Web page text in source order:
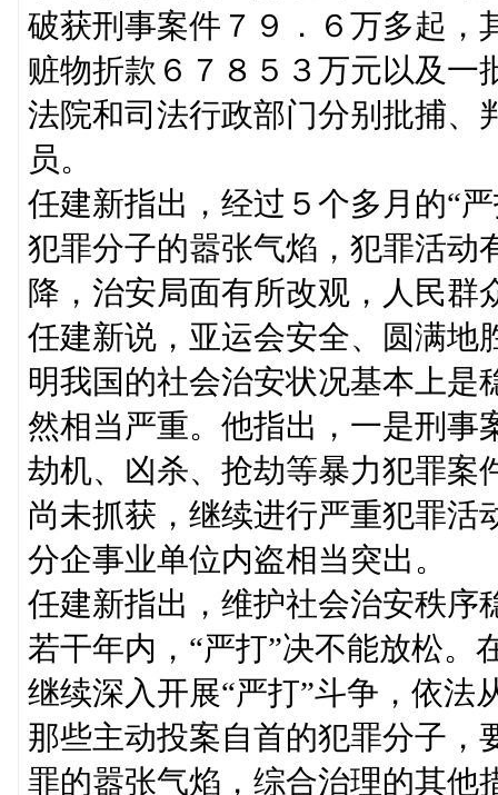
破获刑事案件７９．６万多起，
赃物折款６７８５３万元以及一
法院和司法行政部门分别批捕、
员。
任建新指出，经过５个多月的“
犯罪分子的嚣张气焰，犯罪活动
降，治安局面有所改观，人民群
任建新说，亚运会安全、圆满地
明我国的社会治安状况基本上是
然相当严重。他指出，一是刑事
劫机、凶杀、抢劫等暴力犯罪案
尚未抓获，继续进行严重犯罪活
分企事业单位内盗相当突出。
任建新指出，维护社会治安秩序
若干年内，“严打”决不能放松。
继续深入开展“严打”斗争，依法
那些主动投案自首的犯罪分子，
罪的嚣张气焰，综合治理的其他